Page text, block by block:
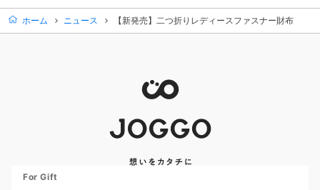
ホーム ニュース 【新発売】二つ折りレディースファスナー財布
For Gift